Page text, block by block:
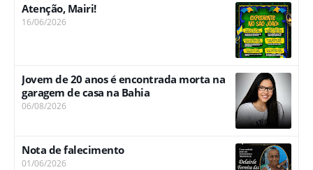
Atenção, Mairi!
16/06/2026
Jovem de 20 anos é encontrada morta na
garagem de casa na Bahia
06/08/2026
Nota de falecimento
01/06/2026